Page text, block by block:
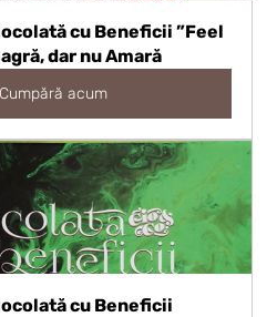
cu Beneficii ”Feel
dar nu Amară
Cumpără acum
cu Beneficii